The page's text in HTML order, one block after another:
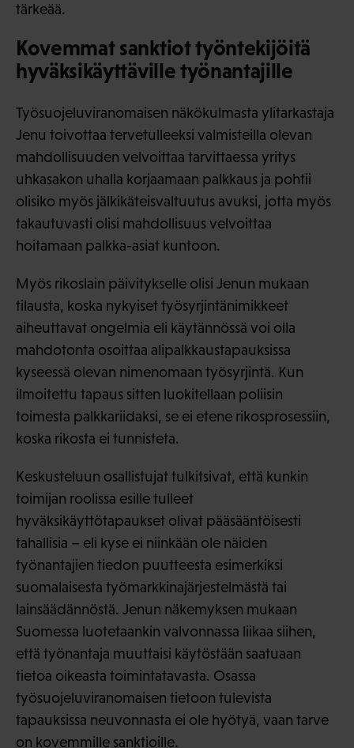
tärkeää.
Kovemmat sanktiot työntekijöitä
hyväksikäyttäville työnantajille
Työsuojeluviranomaisen näkökulmasta ylitarkastaja
Jenu toivottaa tervetulleeksi valmisteilla olevan
mahdollisuuden velvoittaa tarvittaessa yritys
uhkasakon uhalla korjaamaan palkkaus ja pohtii
olisiko myös jälkikäteisvaltuutus avuksi, jotta myös
takautuvasti olisi mahdollisuus velvoittaa
hoitamaan palkka-asiat kuntoon.
Myös rikoslain päivitykselle olisi Jenun mukaan
tilausta, koska nykyiset työsyrjintänimikkeet
aiheuttavat ongelmia eli käytännössä voi olla
mahdotonta osoittaa alipalkkaustapauksissa
kyseessä olevan nimenomaan työsyrjintä. Kun
ilmoitettu tapaus sitten luokitellaan poliisin
toimesta palkkariidaksi, se ei etene rikosprosessiin,
koska rikosta ei tunnisteta.
Keskusteluun osallistujat tulkitsivat, että kunkin
toimijan roolissa esille tulleet
hyväksikäyttötapaukset olivat pääsääntöisesti
tahallisia – eli kyse ei niinkään ole näiden
työnantajien tiedon puutteesta esimerkiksi
suomalaisesta työmarkkinajärjestelmästä tai
lainsäädännöstä. Jenun näkemyksen mukaan
Suomessa luotetaankin valvonnassa liikaa siihen,
että työnantaja muuttaisi käytöstään saatuaan
tietoa oikeasta toimintatavasta. Osassa
työsuojeluviranomaisen tietoon tulevista
tapauksissa neuvonnasta ei ole hyötyä, vaan tarve
on kovemmille sanktioille.